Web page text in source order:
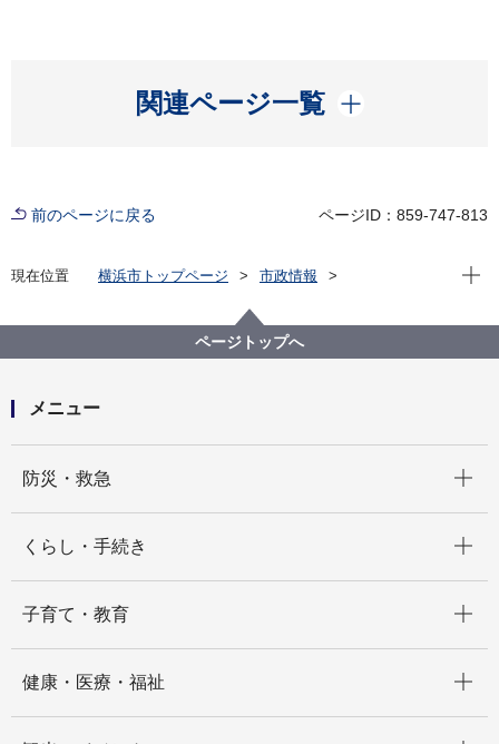
関連ページ一覧
開く
前のページに戻る ページID：859-747-813
現在位置 横浜市トップページ
市政情報
【記者発表】 令和４年 火災・救急概況（速報）
現在
ページトップへ
メニュー
防災・救急
くらし・手続き
子育て・教育
健康・医療・福祉